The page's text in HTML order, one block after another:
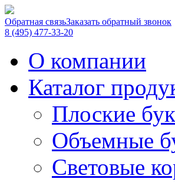
Обратная связьЗаказать обратный звонок
8 (495) 477-33-20
О компании
Каталог
Плоские
Объемные
Световые